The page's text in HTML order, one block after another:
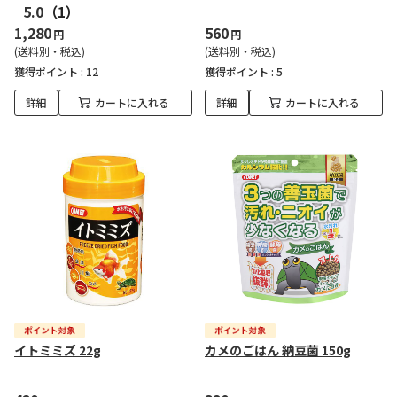
5.0 （1）
1,280円
(送料別・税込)
獲得ポイント : 12
詳細 カートに入れる
560円
(送料別・税込)
獲得ポイント : 5
詳細 カートに入れる
イトミミズ 22g カメのごはん 納豆菌 150g